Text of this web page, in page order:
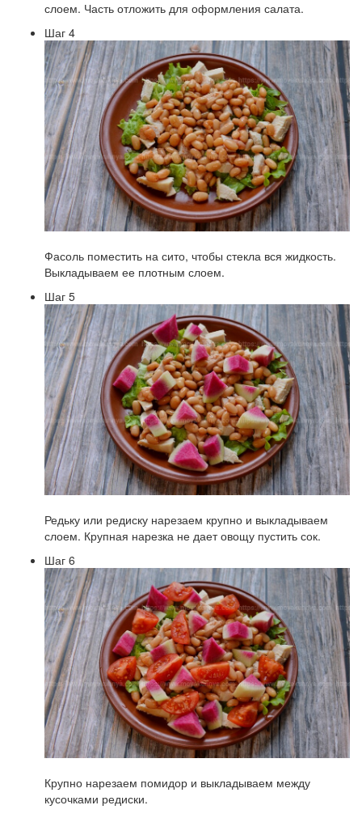
слоем. Часть отложить для оформления салата.
Шаг 4
Фасоль поместить на сито, чтобы стекла вся жидкость.
Выкладываем ее плотным слоем.
Шаг 5
Редьку или редиску нарезаем крупно и выкладываем
слоем. Крупная нарезка не дает овощу пустить сок.
Шаг 6
Крупно нарезаем помидор и выкладываем между
кусочками редиски.